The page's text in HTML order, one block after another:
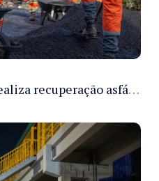
Prefeitura de Manaus realiza recuperação asfáltica na rua Canário do Campo e amplia mobilidade na zona Norte